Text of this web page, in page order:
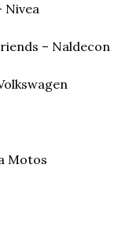
Nivea
– Naldecon
Motos